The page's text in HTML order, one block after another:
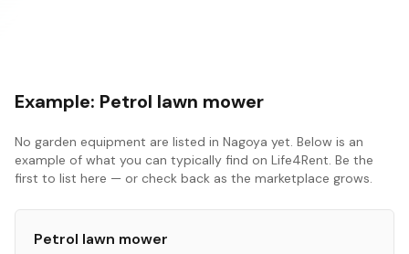
Example: Petrol lawn mower
No garden equipment are listed in Nagoya yet. Below is an
example of what you can typically find on Life4Rent. Be the
first to list here — or check back as the marketplace grows.
Petrol lawn mower